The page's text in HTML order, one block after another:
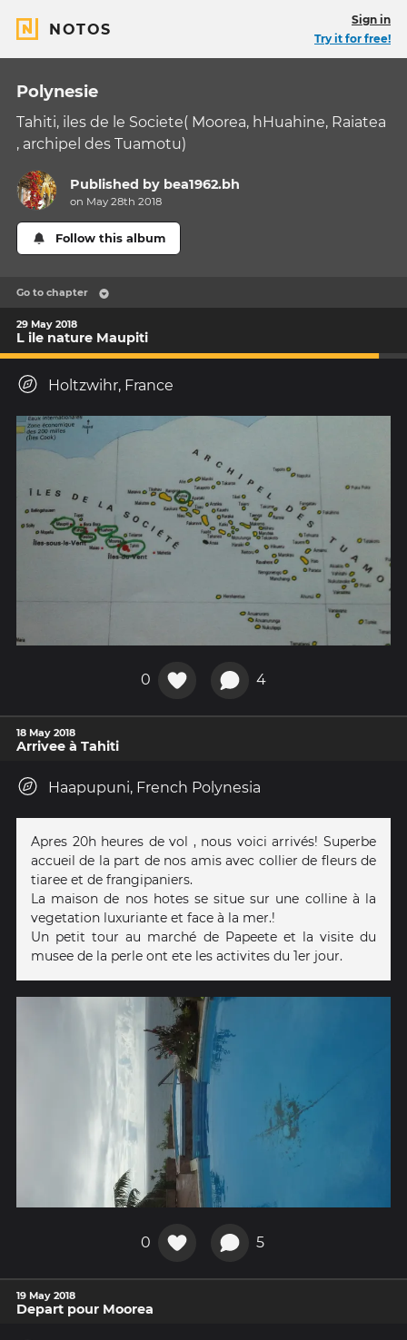
NOTOS
Sign in
Try it for free!
Polynesie
Tahiti, iles de le Societe( Moorea, hHuahine, Raiatea
, archipel des Tuamotu)
Published by bea1962.bh
on May 28th 2018
Follow this album
Go to chapter
29 May 2018
L ile nature Maupiti
Holtzwihr, France
0 4
18 May 2018
Arrivee à Tahiti
Haapupuni, French Polynesia
Apres 20h heures de vol , nous voici arrivés! Superbe
accueil de la part de nos amis avec collier de fleurs de
tiaree et de frangipaniers.
La maison de nos hotes se situe sur une colline à la
vegetation luxuriante et face à la mer.!
Un petit tour au marché de Papeete et la visite du
musee de la perle ont ete les activites du 1er jour.
0 5
19 May 2018
Depart pour Moorea